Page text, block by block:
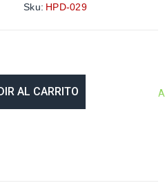
Sku: HPD-029
AL CARRITO